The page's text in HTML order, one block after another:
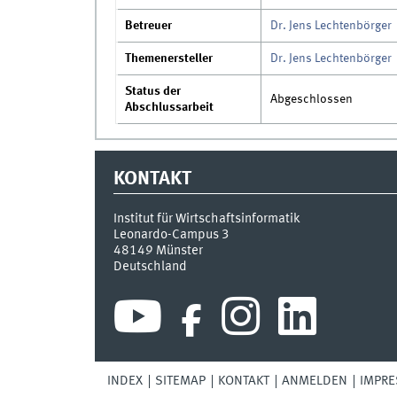
Betreuer Dr. Jens Lechtenbörger
Themenersteller Dr. Jens Lechtenbörger
Status der
Abschlussarbeit
Abgeschlossen
KONTAKT
Institut für Wirtschaftsinformatik
Leonardo-Campus 3
48149 Münster
Deutschland
INDEX SITEMAP KONTAKT ANMELDEN